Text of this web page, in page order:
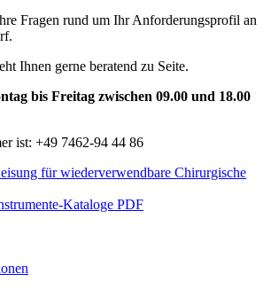
Fragen rund um Ihr Anforderungsprofil an
Ihnen gerne beratend zu Seite.
bis Freitag zwischen 09.00 und 18.00
ist: +49 7462-94 44 86
für wiederverwendbare Chirurgische
Kataloge PDF